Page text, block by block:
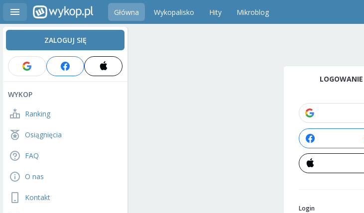
Główna Wykopalisko Hity Mikroblog
ZALOGUJ SIĘ
WYKOP
Ranking
Osiągnięcia
FAQ
O nas
Kontakt
LOGOWANIE
Login